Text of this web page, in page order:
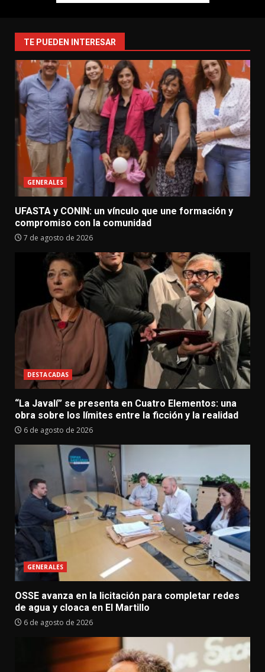
TE PUEDEN INTERESAR
GENERALES
UFASTA y CONIN: un vínculo que une formación y
compromiso con la comunidad
7 de agosto de 2026
DESTACADAS
“La Javalí” se presenta en Cuatro Elementos: una
obra sobre los límites entre la ficción y la realidad
6 de agosto de 2026
GENERALES
OSSE avanza en la licitación para completar redes
de agua y cloaca en El Martillo
6 de agosto de 2026